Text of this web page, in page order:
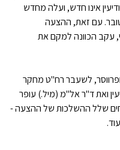
אינו חדש, ועלה מחדש
של ה- 7 באוקטובר. עם זאת, ההצעה
עקב הכוונה למקם את
לשעבר רח"ט מחקר
ואת ד"ר אל"מ (מיל.) עופר
שלל ההשלכות של ההצעה -